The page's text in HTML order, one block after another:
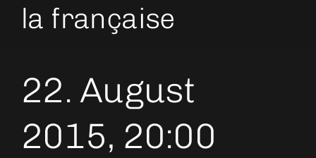
la française
22. August
2015, 20:00